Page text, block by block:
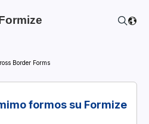
Border Forms
formos su Formize